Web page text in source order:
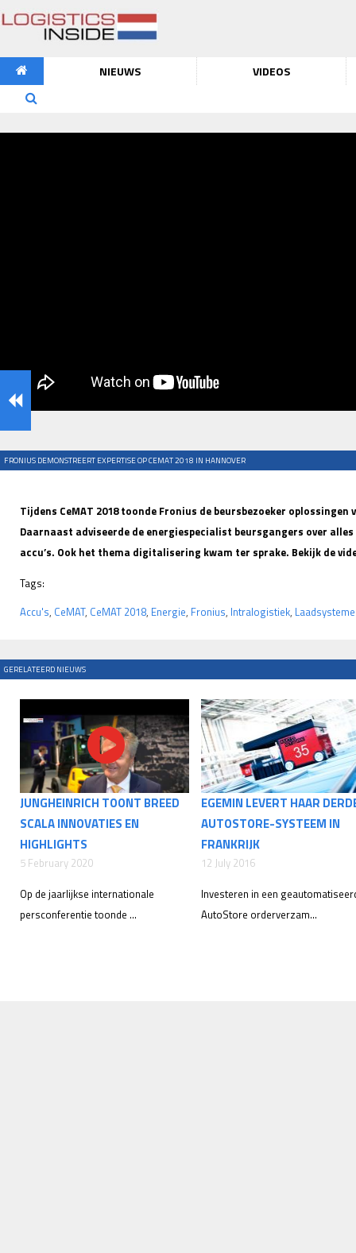
NIEUWS VIDEOS
FRONIUS DEMONSTREERT EXPERTISE OP CEMAT 2018 IN HANNOVER
Tijdens CeMAT 2018 toonde Fronius de beursbezoeker
Daarnaast adviseerde de energiespecialist beursgangers over
accu’s. Ook het thema digitalisering kwam ter sprake. Bekijk de
Tags:
Accu's, CeMAT, CeMAT 2018, Energie, Fronius, Intralogistiek,
GERELATEERD NIEUWS
JUNGHEINRICH TOONT BREED
SCALA INNOVATIES EN
HIGHLIGHTS
5 February 2020
Op de jaarlijkse internationale
persconferentie toonde ...
EGEMIN LEVERT HAAR
AUTOSTORE-SYSTEEM IN
FRANKRIJK
12 July 2016
Investeren in een
AutoStore orderverzam...